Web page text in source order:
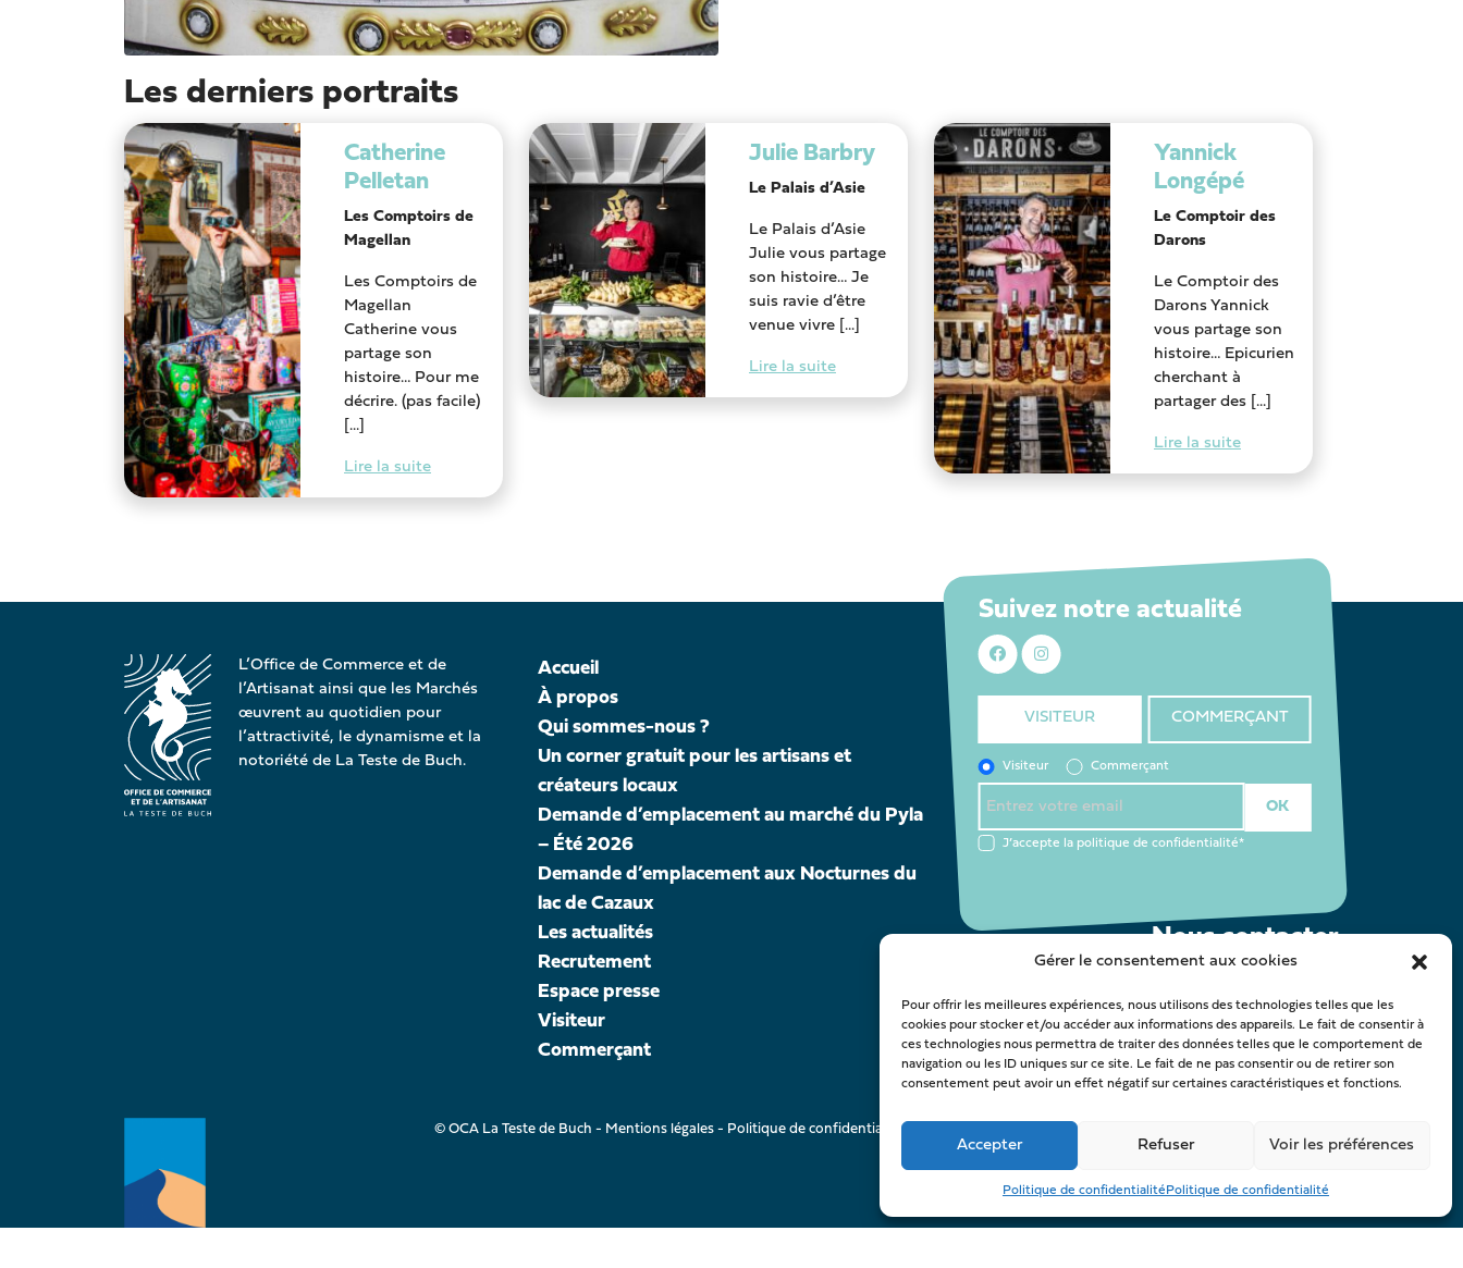
Gérer le consentement aux cookies
Pour offrir les meilleures expériences, nous utilisons des technologies telles que les
cookies pour stocker et/ou accéder aux informations des appareils. Le fait de consentir à
ces technologies nous permettra de traiter des données telles que le comportement de
navigation ou les ID uniques sur ce site. Le fait de ne pas consentir ou de retirer son
consentement peut avoir un effet négatif sur certaines caractéristiques et fonctions.
Accepter Refuser Voir les préférences
Politique de confidentialité Politique de confidentialité
Les derniers portraits
Catherine
Pelletan
Les Comptoirs de
Magellan
Les Comptoirs de
Magellan
Catherine vous
partage son
histoire… Pour me
décrire. (pas facile)
[...]
Lire la suite
Julie Barbry
Le Palais d’Asie
Le Palais d’Asie
Julie vous partage
son histoire… Je
suis ravie d’être
venue vivre [...]
Lire la suite
Yannick
Longépé
Le Comptoir des
Darons
Le Comptoir des
Darons Yannick
vous partage son
histoire… Epicurien
cherchant à
partager des [...]
Lire la suite
L’Office de Commerce et de
l’Artisanat ainsi que les Marchés
œuvrent au quotidien pour
l’attractivité, le dynamisme et la
notoriété de La Teste de Buch.
Accueil
À propos
Qui sommes-nous ?
Un corner gratuit pour les artisans et
créateurs locaux
Demande d’emplacement au marché du Pyla
– Été 2026
Demande d’emplacement aux Nocturnes du
lac de Cazaux
Les actualités
Recrutement
Espace presse
Visiteur
Commerçant
Suivez notre actualité
VISITEUR COMMERÇANT
Visiteur Commerçant
J’accepte la politique de confidentialité*
Nous contacter
© OCA La Teste de Buch - Mentions légales - Politique de confidentialité